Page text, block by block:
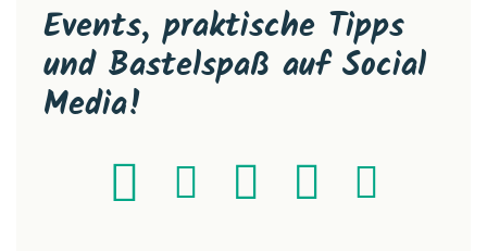
Events, praktische Tipps
und Bastelspaß auf Social
Media!